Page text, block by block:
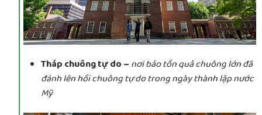
Tháp chuông tự do – nơi bảo tồn quả chuông lớn đã
đánh lên hồi chuông tự do trong ngày thành lập nước
Mỹ